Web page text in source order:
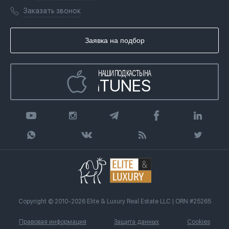
Гражданство ОАЭ
Книги
Инфографика
Агентство недвижимости
Заказать звонок
Заявка на подбор
НАШИ ПОДКАСТЫ НА
iTUNES
Copyright © 2010-2026 Elite & Luxury Real Estate LLC | ORN #25265
Правовая информация Защита данных Cookies